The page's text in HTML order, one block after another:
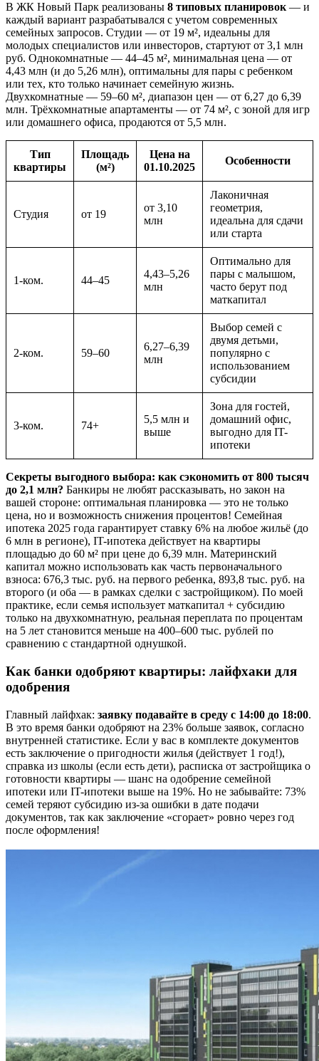
В ЖК Новый Парк реализованы 8 типовых планировок — и
каждый вариант разрабатывался с учетом современных
семейных запросов. Студии — от 19 м², идеальны для
молодых специалистов или инвесторов, стартуют от 3,1 млн
руб. Однокомнатные — 44–45 м², минимальная цена — от
4,43 млн (и до 5,26 млн), оптимальны для пары с ребенком
или тех, кто только начинает семейную жизнь.
Двухкомнатные — 59–60 м², диапазон цен — от 6,27 до 6,39
млн. Трёхкомнатные апартаменты — от 74 м², с зоной для игр
или домашнего офиса, продаются от 5,5 млн.
Тип
квартиры
Площадь
(м²)
Цена на
01.10.2025
Особенности
Студия от 19
от 3,10
млн
Лаконичная
геометрия,
идеальна для сдачи
или старта
1-ком. 44–45
4,43–5,26
млн
Оптимально для
пары с малышом,
часто берут под
маткапитал
2-ком. 59–60
6,27–6,39
млн
Выбор семей с
двумя детьми,
популярно с
использованием
субсидии
3-ком. 74+
5,5 млн и
выше
Зона для гостей,
домашний офис,
выгодно для IT-
ипотеки
Секреты выгодного выбора: как сэкономить от 800 тысяч
до 2,1 млн? Банкиры не любят рассказывать, но закон на
вашей стороне: оптимальная планировка — это не только
цена, но и возможность снижения процентов! Семейная
ипотека 2025 года гарантирует ставку 6% на любое жильё (до
6 млн в регионе), IT-ипотека действует на квартиры
площадью до 60 м² при цене до 6,39 млн. Материнский
капитал можно использовать как часть первоначального
взноса: 676,3 тыс. руб. на первого ребенка, 893,8 тыс. руб. на
второго (и оба — в рамках сделки с застройщиком). По моей
практике, если семья использует маткапитал + субсидию
только на двухкомнатную, реальная переплата по процентам
на 5 лет становится меньше на 400–600 тыс. рублей по
сравнению с стандартной однушкой.
Как банки одобряют квартиры: лайфхаки для
одобрения
Главный лайфхак: заявку подавайте в среду с 14:00 до 18:00.
В это время банки одобряют на 23% больше заявок, согласно
внутренней статистике. Если у вас в комплекте документов
есть заключение о пригодности жилья (действует 1 год!),
справка из школы (если есть дети), расписка от застройщика о
готовности квартиры — шанс на одобрение семейной
ипотеки или IT-ипотеки выше на 19%. Но не забывайте: 73%
семей теряют субсидию из-за ошибки в дате подачи
документов, так как заключение «сгорает» ровно через год
после оформления!